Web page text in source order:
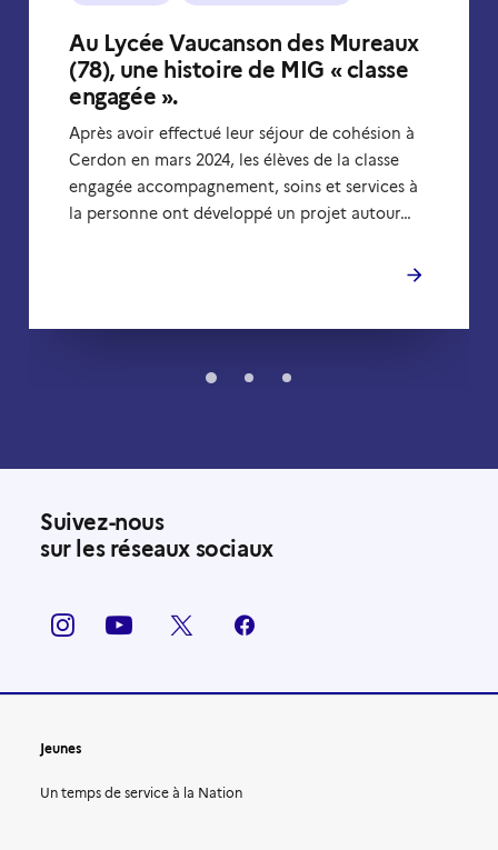
Au Lycée Vaucanson des Mureaux
(78), une histoire de MIG « classe
engagée ».
Après avoir effectué leur séjour de cohésion à
Cerdon en mars 2024, les élèves de la classe
engagée accompagnement, soins et services à
la personne ont développé un projet autour…
Suivez-nous
sur les réseaux sociaux
Jeunes
Un temps de service à la Nation